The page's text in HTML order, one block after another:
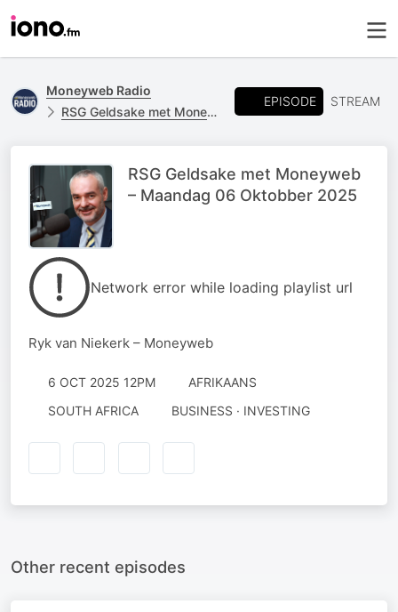
Moneyweb Radio
RSG Geldsake met Moneyweb
EPISODE STREAM
RSG Geldsake met Moneyweb
– Maandag 06 Oktobber 2025
Network error while loading playlist url
Ryk van Niekerk – Moneyweb
6 OCT 2025 12PM
AFRIKAANS
SOUTH AFRICA
BUSINESS · INVESTING
Other recent episodes